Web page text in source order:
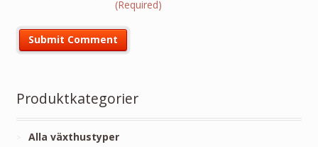
(Required)
Produktkategorier
Alla växthustyper